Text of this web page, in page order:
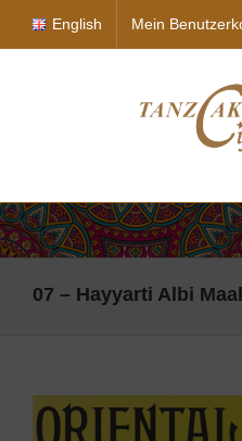
Inhalt
English Mein
07 – Hayyarti Albi